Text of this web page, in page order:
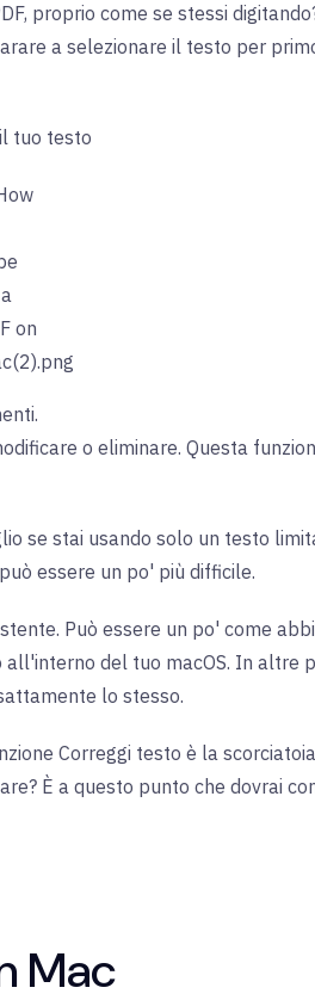
proprio come se stessi
a selezionare il testo per
tuo testo
o eliminare. Questa
se stai usando solo un testo
essere un po' più difficile.
Può essere un po' come
del tuo macOS. In altre
lo stesso.
Correggi testo è la
È a questo punto che dovrai
Mac